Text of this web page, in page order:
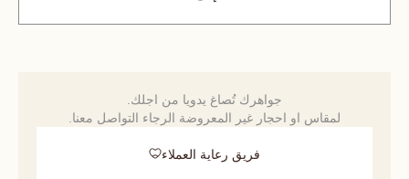
جواهرك تُصاغ يدويا من اجلك.
لمقاس او احجار غير المعروضة الرجاء التواصل معنا.
فريق رعاية العملاء